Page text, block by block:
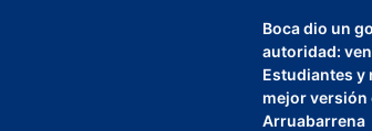
Boca dio un
autoridad:
Estudiantes y
mejor versión
Arruabarrena